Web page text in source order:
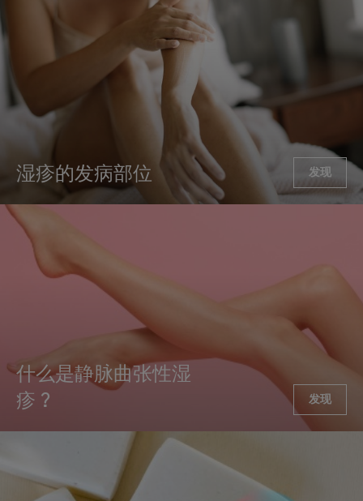
湿疹的发病部位 发现
什么是静脉曲张性湿
疹？
发现